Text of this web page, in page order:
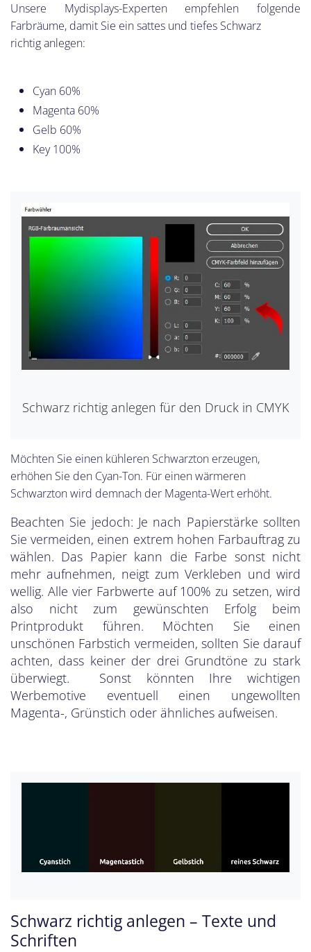
Unsere Mydisplays-Experten empfehlen folgende
Farbräume, damit Sie ein sattes und tiefes Schwarz
richtig anlegen:
Cyan 60%
Magenta 60%
Gelb 60%
Key 100%
Schwarz richtig anlegen für den Druck in CMYK
Möchten Sie einen kühleren Schwarzton erzeugen,
erhöhen Sie den Cyan-Ton. Für einen wärmeren
Schwarzton wird demnach der Magenta-Wert erhöht.
Beachten Sie jedoch: Je nach Papierstärke sollten
Sie vermeiden, einen extrem hohen Farbauftrag zu
wählen. Das Papier kann die Farbe sonst nicht
mehr aufnehmen, neigt zum Verkleben und wird
wellig. Alle vier Farbwerte auf 100% zu setzen, wird
also nicht zum gewünschten Erfolg beim
Printprodukt führen. Möchten Sie einen
unschönen Farbstich vermeiden, sollten Sie darauf
achten, dass keiner der drei Grundtöne zu stark
überwiegt. Sonst könnten Ihre wichtigen
Werbemotive eventuell einen ungewollten
Magenta-, Grünstich oder ähnliches aufweisen.
Schwarz richtig anlegen – Texte und
Schriften